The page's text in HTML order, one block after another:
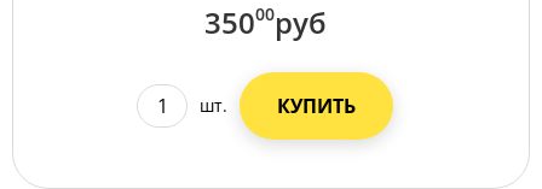
35000руб
шт. КУПИТЬ